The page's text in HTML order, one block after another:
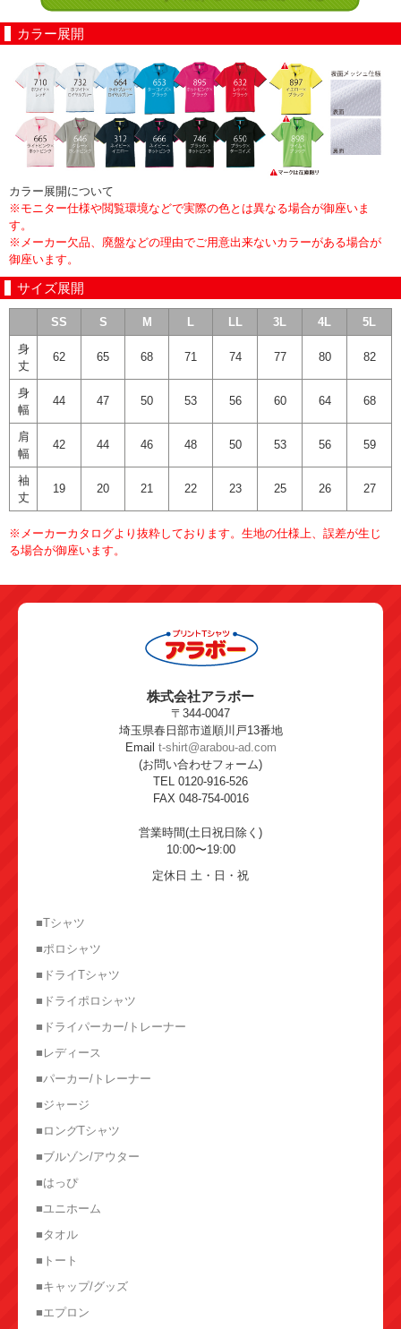
カラー展開
カラー展開について
※モニター仕様や閲覧環境などで実際の色とは異なる場合が御座いま
す。
※メーカー欠品、廃盤などの理由でご用意出来ないカラーがある場合が
御座います。
サイズ展開
SS S M L LL 3L 4L
5L
身
丈
62 65 68 71 74 77 80 82
身
幅
44 47 50 53 56 60 64 68
肩
幅
42 44 46 48 50 53 56 59
袖
丈
19 20 21 22 23 25 26 27
※メーカーカタログより抜粋しております。生地の仕様上、誤差が生じ
る場合が御座います。
株式会社アラボー
〒344-0047
埼玉県春日部市道順川戸13番地
Email t-shirt@arabou-ad.com
(お問い合わせフォーム)
TEL 0120-916-526
FAX 048-754-0016
営業時間(土日祝日除く)
10:00〜19:00
定休日 土・日・祝
■Tシャツ
■ポロシャツ
■ドライTシャツ
■ドライポロシャツ
■ドライパーカー/トレーナー
■レディース
■パーカー/トレーナー
■ジャージ
■ロングTシャツ
■ブルゾン/アウター
■はっぴ
■ユニホーム
■タオル
■トート
■キャップ/グッズ
■エプロン